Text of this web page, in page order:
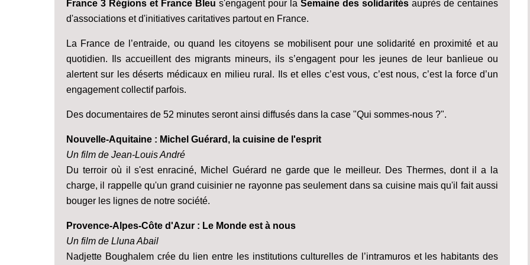
France 3 Régions et France Bleu s'engagent pour la Semaine des solidarités auprès de centaines
d'associations et d'initiatives caritatives partout en France.
La France de l’entraide, ou quand les citoyens se mobilisent pour une solidarité en proximité et au
quotidien. Ils accueillent des migrants mineurs, ils s’engagent pour les jeunes de leur banlieue ou
alertent sur les déserts médicaux en milieu rural. Ils et elles c’est vous, c’est nous, c’est la force d’un
engagement collectif parfois.
Des documentaires de 52 minutes seront ainsi diffusés dans la case "Qui sommes-nous ?".
Nouvelle-Aquitaine : Michel Guérard, la cuisine de l'esprit
Un film de Jean-Louis André
Du terroir où il s'est enraciné, Michel Guérard ne garde que le meilleur. Des Thermes, dont il a la
charge, il rappelle qu'un grand cuisinier ne rayonne pas seulement dans sa cuisine mais qu'il fait aussi
bouger les lignes de notre société.
Provence-Alpes-Côte d'Azur : Le Monde est à nous
Un film de Lluna Abail
Nadjette Boughalem crée du lien entre les institutions culturelles de l’intramuros et les habitants des